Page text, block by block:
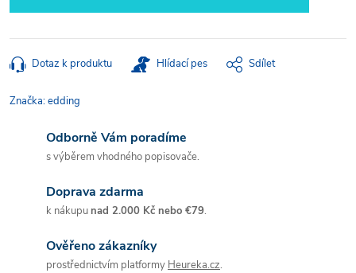
Dotaz k produktu Hlídací pes Sdílet
Značka:edding
Odborně Vám poradíme
s výběrem vhodného popisovače.
Doprava zdarma
k nákupunad 2.000 Kč nebo €79.
Ověřeno zákazníky
prostřednictvím platformy Heureka.cz.